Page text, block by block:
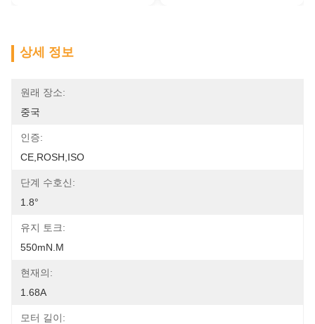
상세 정보
원래 장소:
중국
인증:
CE,ROSH,ISO
단계 수호신:
1.8°
유지 토크:
550mN.m
현재의:
1.68A
모터 길이: